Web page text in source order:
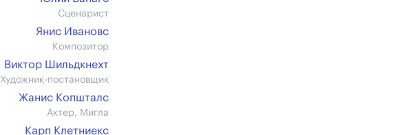
Сценарист
Янис Ивановс
Композитор
Виктор Шильдкнехт
Художник-постановщик
Жанис Копшталс
Актер, Мигла
Карп Клетниекс